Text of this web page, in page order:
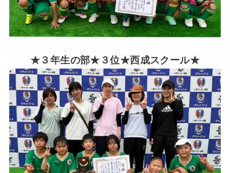
★３年生の部★３位★西成スクール★